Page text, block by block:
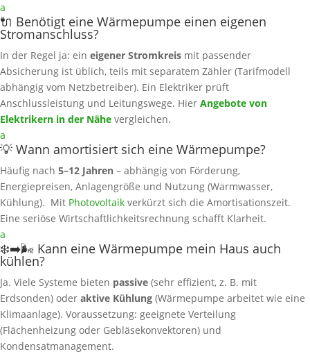
a
🔌 Benötigt eine Wärmepumpe einen eigenen
Stromanschluss?
In der Regel ja: ein eigener Stromkreis mit passender
Absicherung ist üblich, teils mit separatem Zähler (Tarifmodell
abhängig vom Netzbetreiber). Ein Elektriker prüft
Anschlussleistung und Leitungswege. Hier Angebote von
Elektrikern in der Nähe vergleichen.
a
💡 Wann amortisiert sich eine Wärmepumpe?
Häufig nach 5–12 Jahren – abhängig von Förderung,
Energiepreisen, Anlagengröße und Nutzung (Warmwasser,
Kühlung). Mit Photovoltaik verkürzt sich die Amortisationszeit.
Eine seriöse Wirtschaftlichkeitsrechnung schafft Klarheit.
a
❄️➡️🌬️ Kann eine Wärmepumpe mein Haus auch
kühlen?
Ja. Viele Systeme bieten passive (sehr effizient, z. B. mit
Erdsonden) oder aktive Kühlung (Wärmepumpe arbeitet wie eine
Klimaanlage). Voraussetzung: geeignete Verteilung
(Flächenheizung oder Gebläsekonvektoren) und
Kondensatmanagement.